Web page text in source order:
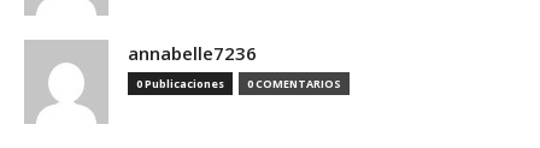
annabelle7236
0 Publicaciones 0 COMENTARIOS